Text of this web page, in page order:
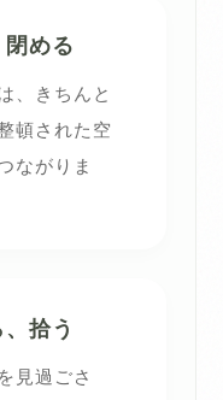
める
、きちんと
頓された空
ながりま
拾う
見過ごさ